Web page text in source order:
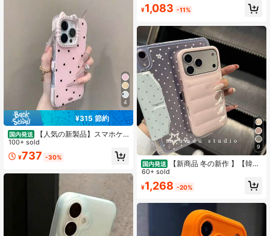
4
¥315 節約
国内発送
【人気の新製品】スマホケ
ース 韓国かわいい新デザインのスマ
ホiphone17ケーススマホケース かわ
いい iPhone16ケース、耐衝撃性、iP
o/14/13に適合 あいふぉんケース 1
100+ sold
¥737 -30%
レザーチェーンコインカードホルダ
ーポーチ バケーション保護ケース A
pple/Galaxy S24 Ultra、iPhone17 P
ro Max/16 Pro Max/12pro/13/14plu
s/15promax対応
#8 ベストセラー
に バケーションスタイル 携帯電話ケース
高リピート率
¥1,083 -11%
9
国内発送
【新商品 冬の新作 】【韓国
オシャレ人気】高級レストラン新発
売、人気沸騰中しゅうとう しんさく
レストラン韓国かわいい新デザイン
ス かわいい iPhone16ケース、耐衝
撃性、iPhone17Proケース16 Pro Ma
x/15 Pro/14/13に適合
60+ sold
¥1,268 -20%